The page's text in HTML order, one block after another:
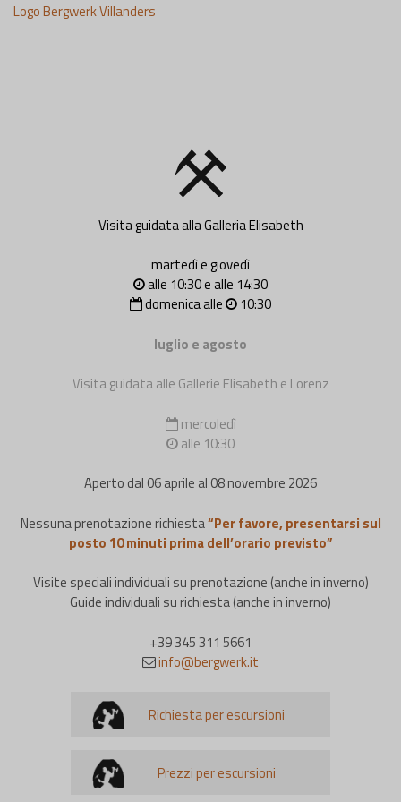
Logo Bergwerk Villanders
Visita guidata alla Galleria Elisabeth
martedì e giovedì
alle 10:30 e alle 14:30
domenica alle
10:30
luglio e agosto
Visita guidata alle Gallerie Elisabeth e Lorenz
mercoledì
alle 10:30
Aperto dal 06 aprile al 08 novembre 2026
Nessuna prenotazione richiesta“Per favore, presentarsi sul
posto 10 minuti prima dell’orario previsto”
Visite speciali individuali su prenotazione (anche in inverno)
Guide individuali su richiesta (anche in inverno)
+39 345 311 5661
info@bergwerk.it
Richiesta per escursioni
Prezzi per escursioni